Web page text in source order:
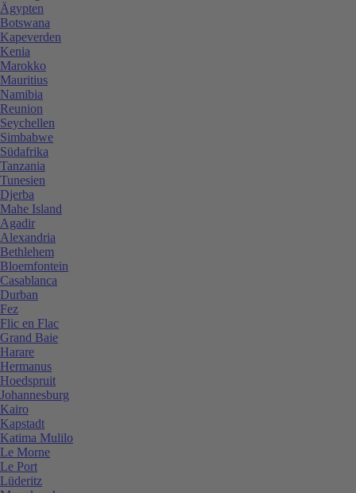
Ägypten
Botswana
Kapeverden
Kenia
Marokko
Mauritius
Namibia
Reunion
Seychellen
Simbabwe
Südafrika
Tanzania
Tunesien
Djerba
Mahe Island
Agadir
Alexandria
Bethlehem
Bloemfontein
Casablanca
Durban
Fez
Flic en Flac
Grand Baie
Harare
Hermanus
Hoedspruit
Johannesburg
Kairo
Kapstadt
Katima Mulilo
Le Morne
Le Port
Lüderitz